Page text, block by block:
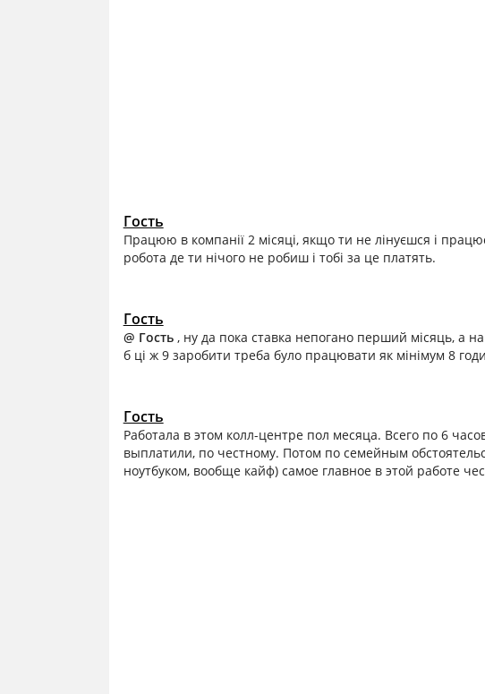
Гость
Працюю в компанії 2 місяці, якщо ти не лінуєшся і
робота де ти нічого не робиш і тобі за це платять.
Гость
@ Гость , ну да пока ставка непогано перший місяць, а
б ці ж 9 заробити треба було працювати як мінімум 8
Гость
Работала в этом колл-центре пол месяца. Всего по 6
выплатили, по честному. Потом по семейным
ноутбуком, вообще кайф) самое главное в этой работе